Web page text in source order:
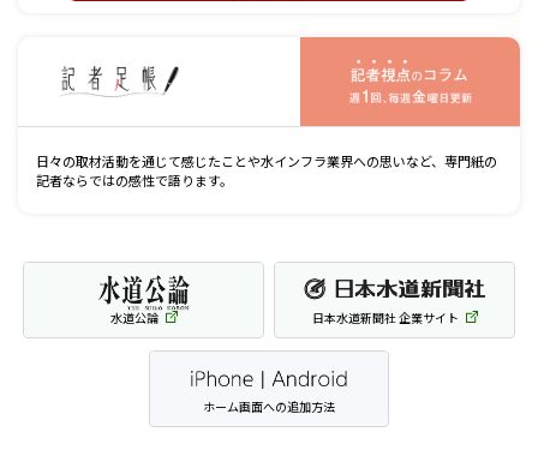
日々の取材活動を通じて感じたことや水インフラ業界への思いなど、専門紙の
記者ならではの感性で語ります。
水道公論 日本水道新聞社 企業サイト
ホーム画面への追加方法